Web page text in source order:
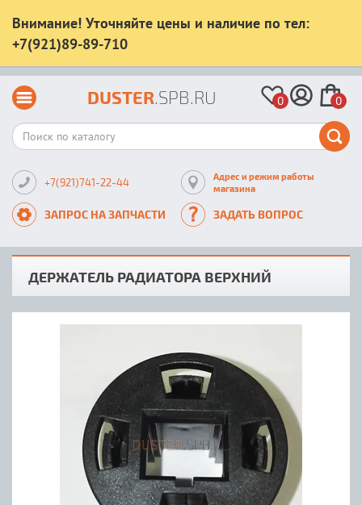
Внимание! Уточняйте цены и наличие по тел:
+7(921)89-89-710
DUSTER.SPB.RU 0 0
+7(921)741-22-44
Адрес и режим работы
магазина
ЗАПРОС НА ЗАПЧАСТИ ЗАДАТЬ ВОПРОС
ДЕРЖАТЕЛЬ РАДИАТОРА ВЕРХНИЙ